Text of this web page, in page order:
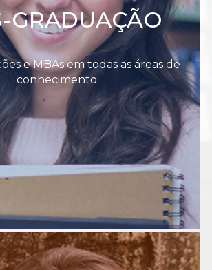
GRADUAÇÃO
e MBAs em todas as áreas de
conhecimento.